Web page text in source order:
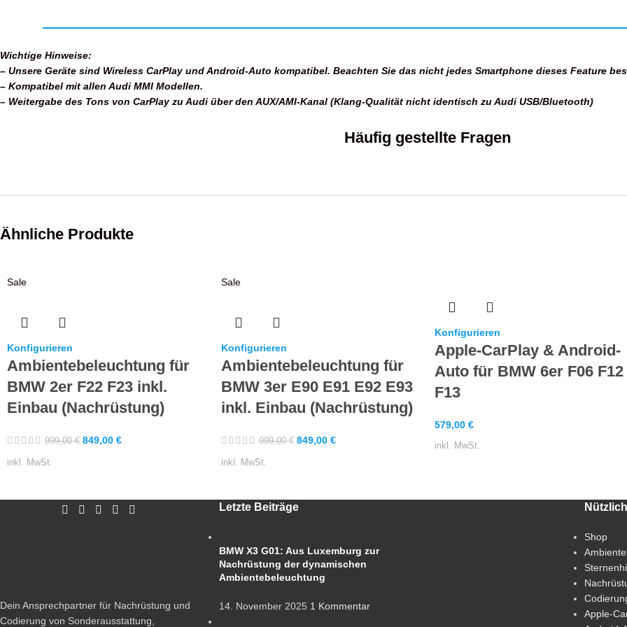
Wichtige Hinweise:
– Unsere Geräte sind Wireless CarPlay und Android-Auto kompatibel. Beachten Sie das nicht jedes Smartphone dieses Feature
– Kompatibel mit allen Audi MMI Modellen.
– Weitergabe des Tons von CarPlay zu Audi über den AUX/AMI-Kanal (Klang-Qualität nicht identisch zu Audi USB/Bluetooth)
Häufig gestellte Fragen
Ähnliche Produkte
Sale
Konfigurieren
Ambientebeleuchtung für
BMW 2er F22 F23 inkl.
Einbau (Nachrüstung)
999,00€ 849,00 €
inkl. MwSt.
Sale
Konfigurieren
Ambientebeleuchtung für
BMW 3er E90 E91 E92 E93
inkl. Einbau (Nachrüstung)
999,00€ 849,00 €
inkl. MwSt.
Konfigurieren
Apple-CarPlay & Android-
Auto für BMW 6er F06 F12
F13
579,00 €
inkl. MwSt.
Dein Ansprechpartner für Nachrüstung und
Codierung von Sonderausstattung,
Letzte Beiträge
BMW X3 G01: Aus Luxemburg zur
Nachrüstung der dynamischen
Ambientebeleuchtung
14. November 2025 1 Kommentar
Shop
Apple-